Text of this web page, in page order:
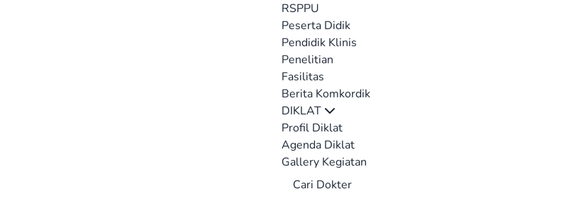
RSPPU
Peserta Didik
Pendidik Klinis
Penelitian
Fasilitas
Berita Komkordik
DIKLAT
Profil Diklat
Agenda Diklat
Gallery Kegiatan
Cari Dokter